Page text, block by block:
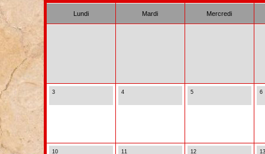
Lundi Mardi Mercredi
3 4 5 6
10 11 12 13